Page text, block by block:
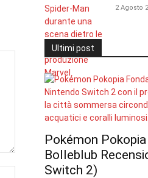
2 Agosto
Ultimi post
Pokémon
Bolleblub
Switch 2)